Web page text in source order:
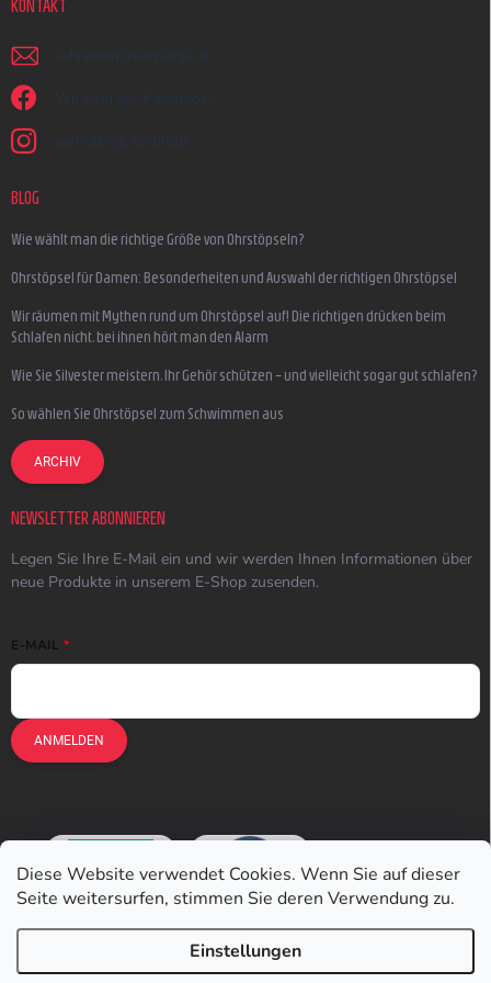
Diese Website verwendet Cookies. Wenn Sie auf dieser
Seite weitersurfen, stimmen Sie deren Verwendung zu.
Einstellungen
KONTAKT
schreiben @ earplugs.at
Wir sind auf Facebook!
earmazing_earplugs
BLOG
Wie wählt man die richtige Größe von Ohrstöpseln?
Ohrstöpsel für Damen: Besonderheiten und Auswahl der richtigen Ohrstöpsel
Wir räumen mit Mythen rund um Ohrstöpsel auf! Die richtigen drücken beim
Schlafen nicht, bei ihnen hört man den Alarm
Wie Sie Silvester meistern, Ihr Gehör schützen – und vielleicht sogar gut schlafen?
So wählen Sie Ohrstöpsel zum Schwimmen aus
ARCHIV
NEWSLETTER ABONNIEREN
Legen Sie Ihre E-Mail ein und wir werden Ihnen Informationen über
neue Produkte in unserem E-Shop zusenden.
E-MAIL
ANMELDEN